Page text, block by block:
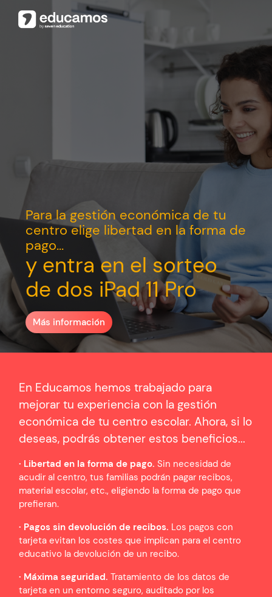
Para la gestión económica de tu
centro elige libertad en la forma de
pago...
y entra en el sorteo
de dos iPad 11 Pro
Más información
En Educamos hemos trabajado para
mejorar tu experiencia con la gestión
económica de tu centro escolar. Ahora, si lo
deseas, podrás obtener estos beneficios...
· Libertad en la forma de pago. Sin necesidad de
acudir al centro, tus familias podrán pagar recibos,
material escolar, etc., eligiendo la forma de pago que
prefieran.
· Pagos sin devolución de recibos. Los pagos con
tarjeta evitan los costes que implican para el centro
educativo la devolución de un recibo.
· Máxima seguridad. Tratamiento de los datos de
tarjeta en un entorno seguro, auditado por los